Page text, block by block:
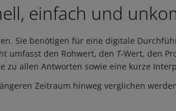
einfach und
Sie benötigen für eine digitale
umfasst den Rohwert, den T-Wert, den
zu allen Antworten sowie eine kurze
Zeitraum hinweg verglichen